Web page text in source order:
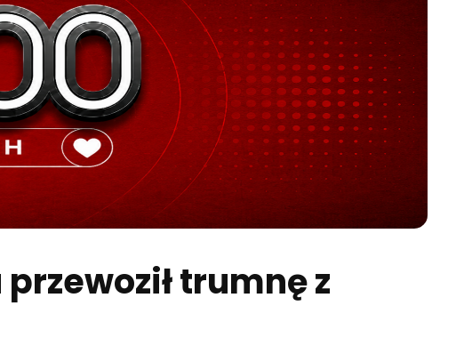
trumnę z